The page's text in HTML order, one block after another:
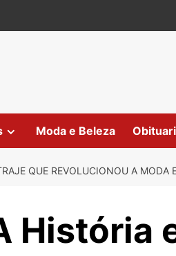
Moda e Beleza
QUE REVOLUCIONOU A MODA
História